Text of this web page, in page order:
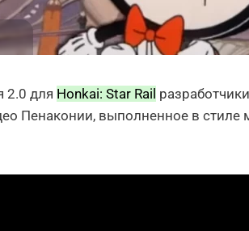
2.0 для Honkai: Star Rail
Пенаконии, выполненное в стиле